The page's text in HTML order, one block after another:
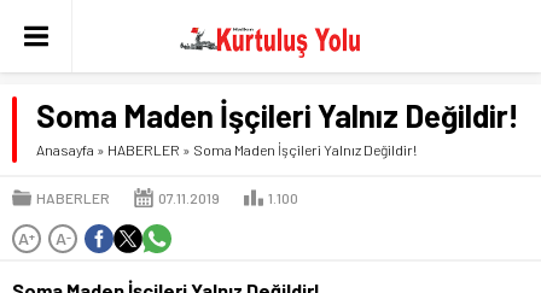
Soma Maden İşçileri Yalnız Değildir!
Anasayfa » HABERLER » Soma Maden İşçileri Yalnız Değildir!
HABERLER 07.11.2019 1.100
A+ A-